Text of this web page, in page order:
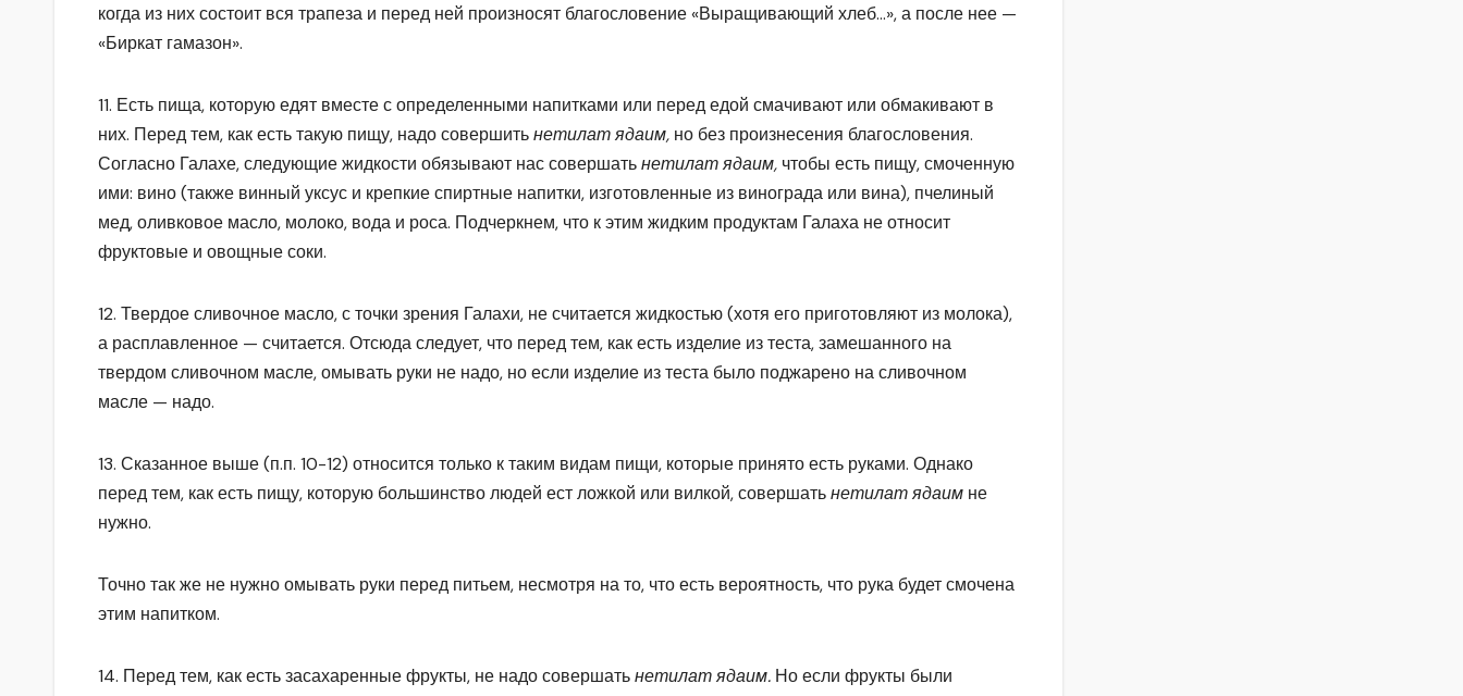
когда из них состоит вся трапеза и перед ней произносят благословение «Выращивающий хлеб…», а после нее —
«Биркат гамазон».
11. Есть пища, которую едят вместе с определенными напитками или перед едой смачивают или обмакивают в
них. Перед тем, как есть такую пищу, надо совершитьнетилат ядаим, но без произнесения благословения.
Согласно Галахе, следующие жидкости обязывают нас совершатьнетилат ядаим, чтобы есть пищу, смоченную
ими: вино (также винный уксус и крепкие спиртные напитки, изготовленные из винограда или вина), пчелиный
мед, оливковое масло, молоко, вода и роса. Подчеркнем, что к этим жидким продуктам Галаха не относит
фруктовые и овощные соки.
12. Твердое сливочное масло, с точки зрения Галахи, не считается жидкостью (хотя его приготовляют из молока),
а расплавленное — считается. Отсюда следует, что перед тем, как есть изделие из теста, замешанного на
твердом сливочном масле, омывать руки не надо, но если изделие из теста было поджарено на сливочном
масле — надо.
13. Сказанное выше (п.п. 10-12) относится только к таким видам пищи, которые принято есть руками. Однако
перед тем, как есть пищу, которую большинство людей ест ложкой или вилкой, совершатьнетилат ядаим не
нужно.
Точно так же не нужно омывать руки перед питьем, несмотря на то, что есть вероятность, что рука будет смочена
этим напитком.
14. Перед тем, как есть засахаренные фрукты, не надо совершатьнетилат ядаим. Но если фрукты были